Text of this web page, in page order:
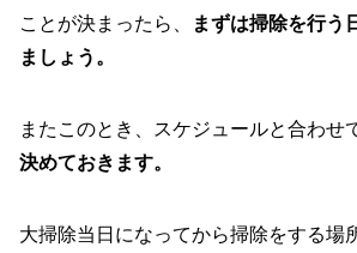
ことが決まったら、
まずは掃除を行う
ましょう。
またこのとき、スケジュールと合わせ
決めておきます。
大掃除当日になってから掃除をする場